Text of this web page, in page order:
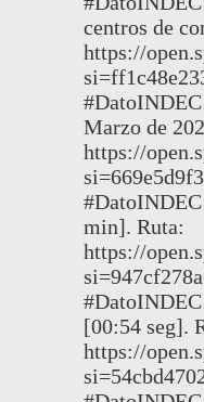
centros de
https://
Marzo de
https://
#DatoINDEC
min]. Ruta:
https://
[00:54 seg].
https://